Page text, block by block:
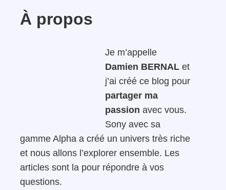
À propos
Je m’appelle
Damien BERNAL et
j’ai créé ce blog pour
partager ma
passion avec vous.
Sony avec sa
gamme Alpha a créé un univers très riche
et nous allons l’explorer ensemble. Les
articles sont la pour répondre à vos
questions.